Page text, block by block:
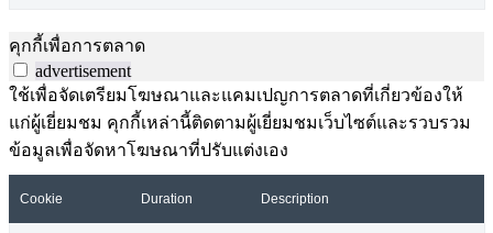
คุกกี้เพื่อการตลาด
advertisement
ใช้เพื่อจัดเตรียมโฆษณาและแคมเปญการตลาดที่เกี่ยวข้องให้
แก่ผู้เยี่ยมชม คุกกี้เหล่านี้ติดตามผู้เยี่ยมชมเว็บไซต์และรวบรวม
ข้อมูลเพื่อจัดหาโฆษณาที่ปรับแต่งเอง
Cookie Duration Description